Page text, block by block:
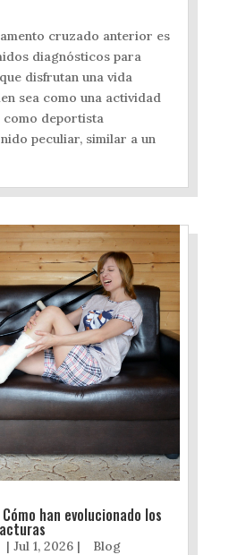
cruzado anterior es
diagnósticos para
disfrutan una vida
sea como una actividad
como deportista
peculiar, similar a un
han evolucionado los
| Jul 1, 2026|
Blog